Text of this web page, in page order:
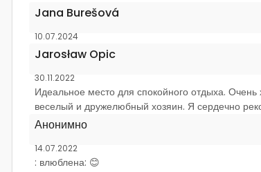
Jana Burešová
10.07.2024
Jarosław Opic
30.11.2022
Идеальное место для спокойного отдыха.
веселый и дружелюбный хозяин. Я сердечно
Анонимно
14.07.2022
: влюблена: 😊